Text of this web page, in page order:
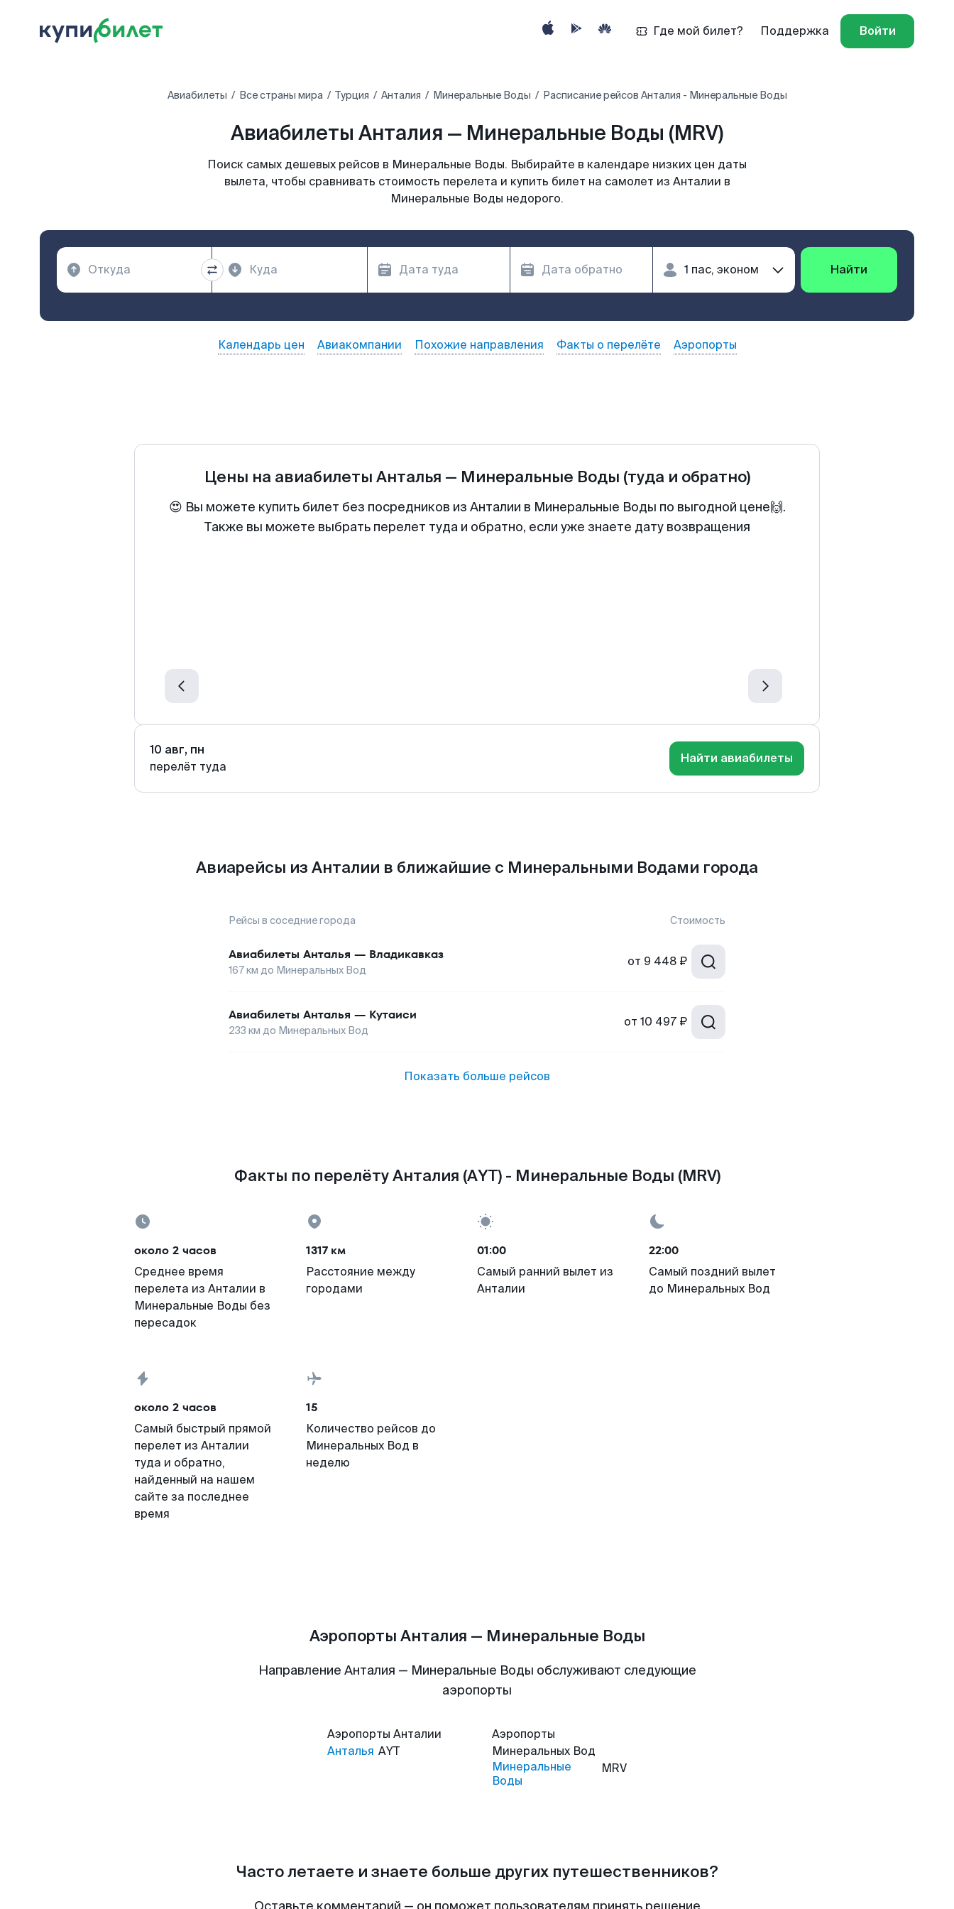
Где мой билет? Поддержка Войти
Авиабилеты Все страны мира Турция Анталия Минеральные Воды Расписание рейсов Анталия - Минеральные Воды
Авиабилеты Анталия — Минеральные Воды (MRV)
Поиск самых дешевых рейсов в Минеральные Воды. Выбирайте в календаре низких цен даты
вылета, чтобы сравнивать стоимость перелета и купить билет на самолет из Анталии в
Минеральные Воды недорого.
Найти
Календарь цен Авиакомпании Похожие направления Факты о перелёте Аэропорты
Цены на авиабилеты Анталья — Минеральные Воды (туда и обратно)
😍 Вы можете купить билет без посредников из Анталии в Минеральные Воды по выгодной цене🙌.
Также вы можете выбрать перелет туда и обратно, если уже знаете дату возвращения
10 авг, пн
перелёт туда
Найти авиабилеты
Авиарейсы из Анталии в ближайшие с Минеральными Водами города
Рейсы в соседние города Стоимость
Авиабилеты Анталья — Владикавказ
167км до Минеральных Вод
от 9 448 ₽
Авиабилеты Анталья — Кутаиси
233 км до Минеральных Вод
от 10 497 ₽
Показать больше рейсов
Факты по перелёту Анталия (AYT) - Минеральные Воды (MRV)
около 2 часов
Среднее время
перелета из Анталии в
Минеральные Воды без
пересадок
1317 км
Расстояние между
городами
01:00
Самый ранний вылет из
Анталии
22:00
Самый поздний вылет
до Минеральных Вод
около 2 часов
Самый быстрый прямой
перелет из Анталии
туда и обратно,
найденный на нашем
сайте за последнее
время
15
Количество рейсов до
Минеральных Вод в
неделю
Аэропорты Анталия — Минеральные Воды
Направление Анталия — Минеральные Воды обслуживают следующие
аэропорты
Аэропорты Анталии
Анталья AYT
Аэропорты
Минеральных Вод
Минеральные
Воды
MRV
Часто летаете и знаете больше других путешественников?